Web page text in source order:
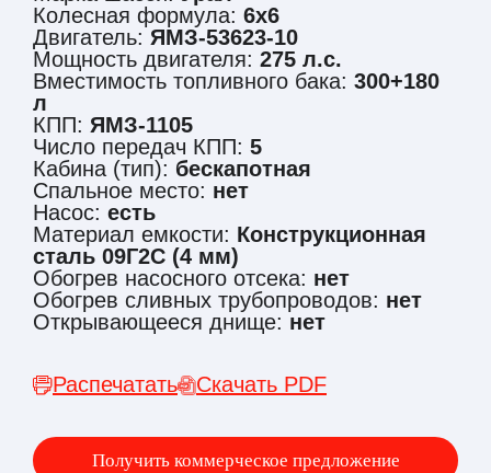
Колесная формула: 6х6
Двигатель: ЯМЗ-53623-10
Мощность двигателя: 275 л.с.
Вместимость топливного бака: 300+180
л
КПП: ЯМЗ-1105
Число передач КПП: 5
Кабина (тип): бескапотная
Спальное место: нет
Насос: есть
Материал емкости: Конструкционная
сталь 09Г2С (4 мм)
Обогрев насосного отсека: нет
Обогрев сливных трубопроводов: нет
Открывающееся днище: нет
Распечатать Скачать PDF
Получить коммерческое предложение